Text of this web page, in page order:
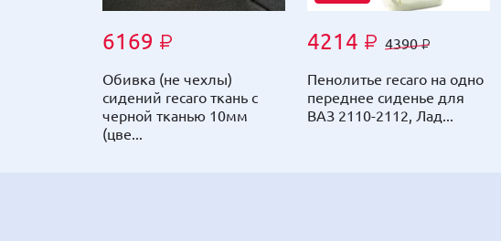
6169 ₽
Обивка (не чехлы)
сидений recaro ткань с
черной тканью 10мм
(цве...
4214 ₽ 4390₽
Пенолитье recaro на одно
переднее сиденье для
ВАЗ 2110-2112, Лад...